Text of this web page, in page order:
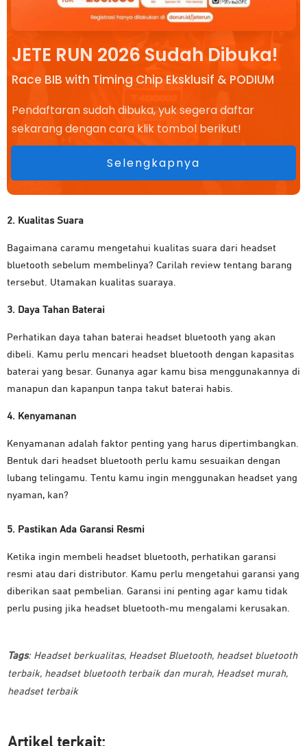
JETE RUN 2026 Sudah Dibuka!
Race BIB with Timing Chip Eksklusif & PODIUM
Pendaftaran sudah dibuka, yuk segera daftar
sekarang dengan cara klik tombol berikut!
Selengkapnya
2. Kualitas Suara
Bagaimana caramu mengetahui kualitas suara dari headset
bluetooth sebelum membelinya? Carilah review tentang barang
tersebut. Utamakan kualitas suaraya.
3. Daya Tahan Baterai
Perhatikan daya tahan baterai headset bluetooth yang akan
dibeli. Kamu perlu mencari headset bluetooth dengan kapasitas
baterai yang besar. Gunanya agar kamu bisa menggunakannya di
manapun dan kapanpun tanpa takut baterai habis.
4. Kenyamanan
Kenyamanan adalah faktor penting yang harus dipertimbangkan.
Bentuk dari headset bluetooth perlu kamu sesuaikan dengan
lubang telingamu. Tentu kamu ingin menggunakan headset yang
nyaman, kan?
5. Pastikan Ada Garansi Resmi
Ketika ingin membeli headset bluetooth, perhatikan garansi
resmi atau dari distributor. Kamu perlu mengetahui garansi yang
diberikan saat pembelian. Garansi ini penting agar kamu tidak
perlu pusing jika headset bluetooth-mu mengalami kerusakan.
Tags: Headset berkualitas, Headset Bluetooth, headset bluetooth
terbaik, headset bluetooth terbaik dan murah, Headset murah,
headset terbaik